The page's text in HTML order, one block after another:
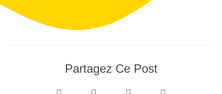
Partagez Ce Post